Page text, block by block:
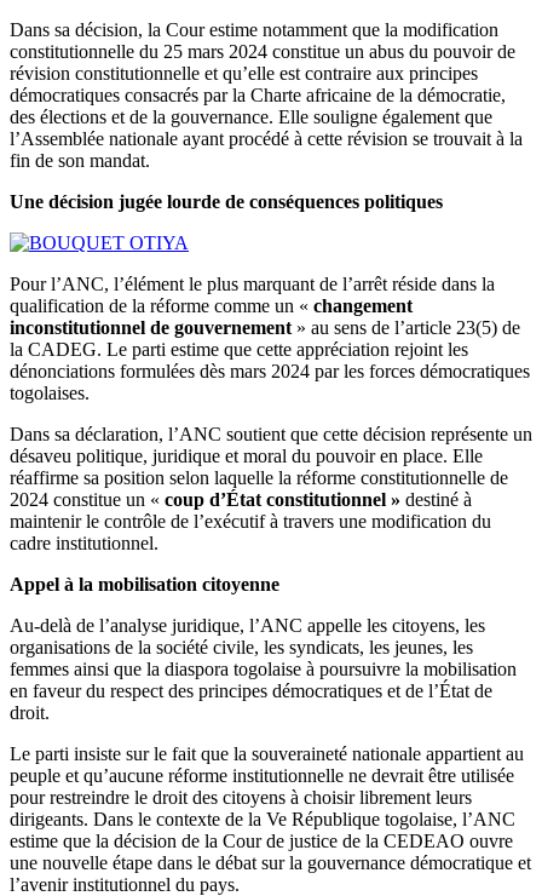
Dans sa décision, la Cour estime notamment que la modification
constitutionnelle du 25 mars 2024 constitue un abus du pouvoir de
révision constitutionnelle et qu’elle est contraire aux principes
démocratiques consacrés par la Charte africaine de la démocratie,
des élections et de la gouvernance. Elle souligne également que
l’Assemblée nationale ayant procédé à cette révision se trouvait à la
fin de son mandat.
Une décision jugée lourde de conséquences politiques
Pour l’ANC, l’élément le plus marquant de l’arrêt réside dans la
qualification de la réforme comme un « changement
inconstitutionnel de gouvernement » au sens de l’article 23(5) de
la CADEG. Le parti estime que cette appréciation rejoint les
dénonciations formulées dès mars 2024 par les forces démocratiques
togolaises.
Dans sa déclaration, l’ANC soutient que cette décision représente un
désaveu politique, juridique et moral du pouvoir en place. Elle
réaffirme sa position selon laquelle la réforme constitutionnelle de
2024 constitue un « coup d’État constitutionnel » destiné à
maintenir le contrôle de l’exécutif à travers une modification du
cadre institutionnel.
Appel à la mobilisation citoyenne
Au-delà de l’analyse juridique, l’ANC appelle les citoyens, les
organisations de la société civile, les syndicats, les jeunes, les
femmes ainsi que la diaspora togolaise à poursuivre la mobilisation
en faveur du respect des principes démocratiques et de l’État de
droit.
Le parti insiste sur le fait que la souveraineté nationale appartient au
peuple et qu’aucune réforme institutionnelle ne devrait être utilisée
pour restreindre le droit des citoyens à choisir librement leurs
dirigeants. Dans le contexte de la Ve République togolaise, l’ANC
estime que la décision de la Cour de justice de la CEDEAO ouvre
une nouvelle étape dans le débat sur la gouvernance démocratique et
l’avenir institutionnel du pays.